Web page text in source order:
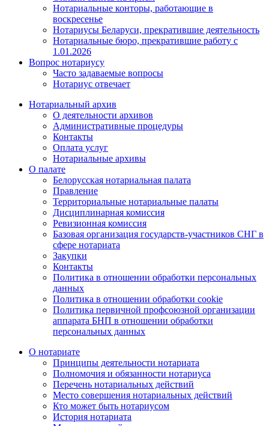
Нотариальные конторы, работающие в
воскресенье
Нотариусы Беларуси, прекратившие деятельность
Нотариальные бюро, прекратившие работу с
1.01.2026
Вопрос нотариусу
Часто задаваемые вопросы
Нотариус отвечает
Нотариальный архив
О деятельности архивов
Административные процедуры
Контакты
Оплата услуг
Нотариальные архивы
О палате
Белорусская нотариальная палата
Правление
Территориальные нотариальные палаты
Дисциплинарная комиссия
Ревизионная комиссия
Базовая организация государств-участников СНГ в
сфере нотариата
Закупки
Контакты
Политика в отношении обработки персональных
данных
Политика в отношении обработки cookie
Политика первичной профсоюзной организации
аппарата БНП в отношении обработки
персональных данных
О нотариате
Принципы деятельности нотариата
Полномочия и обязанности нотариуса
Перечень нотариальных действий
Место совершения нотариальных действий
Кто может быть нотариусом
История нотариата